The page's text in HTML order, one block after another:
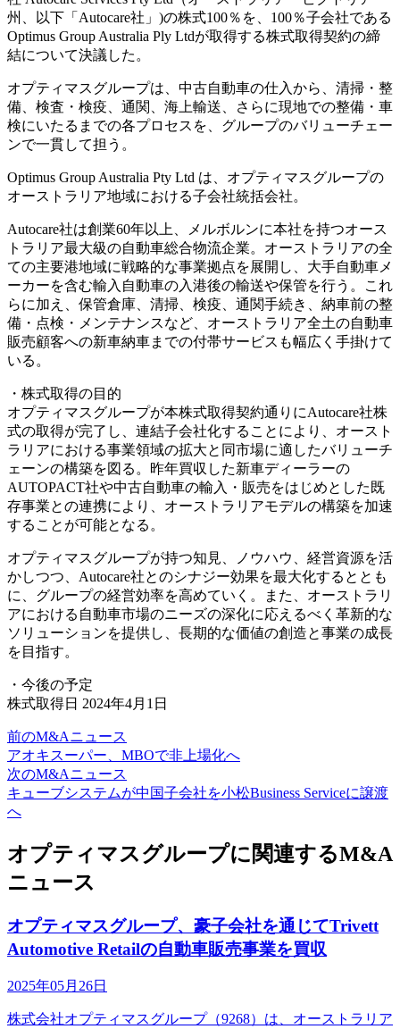
州、以下「Autocare社」)の株式100％を、100％子会社である
Optimus Group Australia Ply Ltdが取得する株式取得契約の締
結について決議した。
オプティマスグループは、中古自動車の仕入から、清掃・整
備、検査・検疫、通関、海上輸送、さらに現地での整備・車
検にいたるまでの各プロセスを、グループのバリューチェー
ンで一貫して担う。
Optimus Group Australia Pty Ltd は、オプティマスグループの
オーストラリア地域における子会社統括会社。
Autocare社は創業60年以上、メルボルンに本社を持つオース
トラリア最大級の自動車総合物流企業。オーストラリアの全
ての主要港地域に戦略的な事業拠点を展開し、大手自動車メ
ーカーを含む輸入自動車の入港後の輸送や保管を行う。これ
らに加え、保管倉庫、清掃、検疫、通関手続き、納車前の整
備・点検・メンテナンスなど、オーストラリア全土の自動車
販売顧客への新車納車までの付帯サービスも幅広く手掛けて
いる。
・株式取得の目的
オプティマスグループが本株式取得契約通りにAutocare社株
式の取得が完了し、連結子会社化することにより、オースト
ラリアにおける事業領域の拡大と同市場に適したバリューチ
ェーンの構築を図る。昨年買収した新車ディーラーの
AUTOPACT社や中古自動車の輸入・販売をはじめとした既
存事業との連携により、オーストラリアモデルの構築を加速
することが可能となる。
オプティマスグループが持つ知見、ノウハウ、経営資源を活
かしつつ、Autocare社とのシナジー効果を最大化するととも
に、グループの経営効率を高めていく。また、オーストラリ
アにおける自動車市場のニーズの深化に応えるべく革新的な
ソリューションを提供し、長期的な価値の創造と事業の成長
を目指す。
・今後の予定
株式取得日 2024年4月1日
前のM&Aニュース
アオキスーパー、MBOで非上場化へ
次のM&Aニュース
キューブシステムが中国子会社を小松Business Serviceに譲渡
へ
オプティマスグループに関連するM&A
ニュース
オプティマスグループ、豪子会社を通じてTrivett
Automotive Retailの自動車販売事業を買収
2025年05月26日
株式会社オプティマスグループ（9268）は、オーストラリア